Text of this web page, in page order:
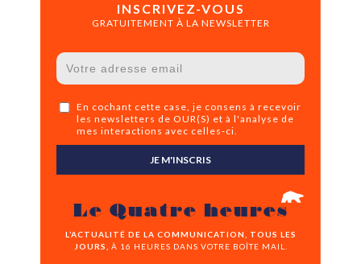
INSCRIVEZ-VOUS
GRATUITEMENT À LA NEWSLETTER
En cochant cette case, je consens à recevoir
les newsletters de OUR(S) et à l'analyse de
mes interactions avec celles-ci.
JE M'INSCRIS
Le Quatre heures
L’ACTUALITÉ DE LA COMMUNICATION, TOUS LES
JOURS,
À 16 HEURES DANS VOTRE BOÎTE MAIL.